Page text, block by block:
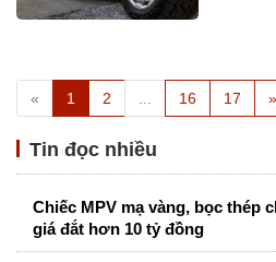
« 1 2 16 17 »
Tin đọc nhiều
Chiếc MPV mạ vàng, bọc thép
giá đắt hơn 10 tỷ đồng